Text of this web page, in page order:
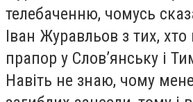
телебаченню, чомусь
Іван Журавльов з тих, хто
прапор у Слов’янську і
Навіть не знаю, чому